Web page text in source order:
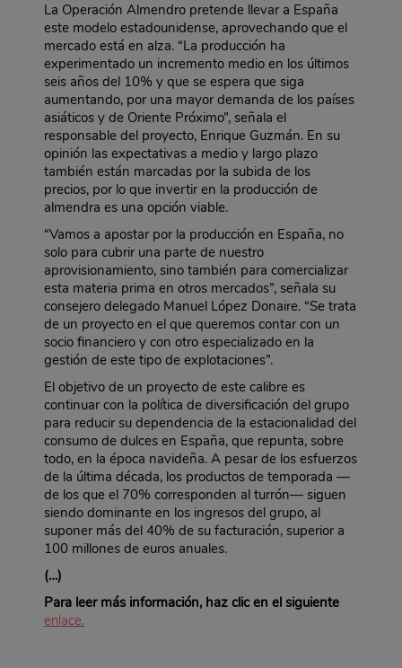
La Operación Almendro pretende llevar a España
este modelo estadounidense, aprovechando que el
mercado está en alza. “La producción ha
experimentado un incremento medio en los últimos
seis años del 10% y que se espera que siga
aumentando, por una mayor demanda de los países
asiáticos y de Oriente Próximo”, señala el
responsable del proyecto, Enrique Guzmán. En su
opinión las expectativas a medio y largo plazo
también están marcadas por la subida de los
precios, por lo que invertir en la producción de
almendra es una opción viable.
“Vamos a apostar por la producción en España, no
solo para cubrir una parte de nuestro
aprovisionamiento, sino también para comercializar
esta materia prima en otros mercados”, señala su
consejero delegado Manuel López Donaire. “Se trata
de un proyecto en el que queremos contar con un
socio financiero y con otro especializado en la
gestión de este tipo de explotaciones”.
El objetivo de un proyecto de este calibre es
continuar con la política de diversificación del grupo
para reducir su dependencia de la estacionalidad del
consumo de dulces en España, que repunta, sobre
todo, en la época navideña. A pesar de los esfuerzos
de la última década, los productos de temporada —
de los que el 70% corresponden al turrón— siguen
siendo dominante en los ingresos del grupo, al
suponer más del 40% de su facturación, superior a
100 millones de euros anuales.
(…)
Para leer más información, haz clic en el siguiente
enlace.